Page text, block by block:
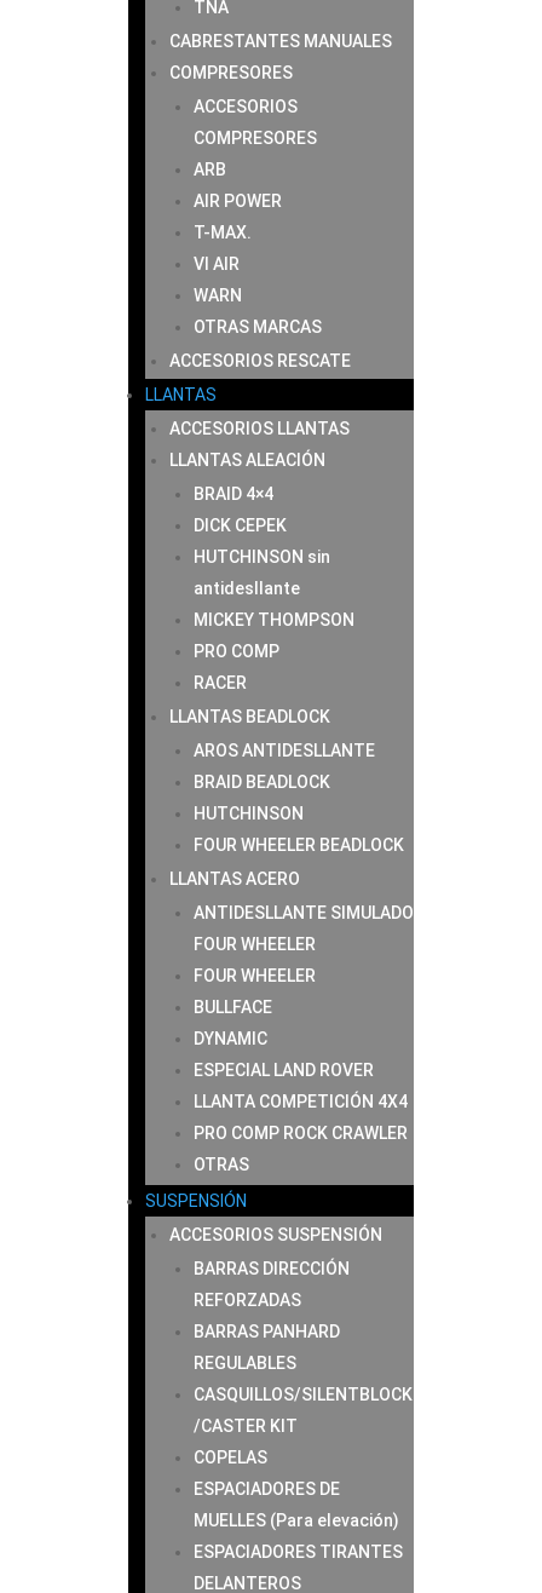
TNA
CABRESTANTES MANUALES
COMPRESORES
ACCESORIOS
COMPRESORES
ARB
AIR POWER
T-MAX.
VI AIR
WARN
OTRAS MARCAS
ACCESORIOS RESCATE
LLANTAS
ACCESORIOS LLANTAS
LLANTAS ALEACIÓN
BRAID 4×4
DICK CEPEK
HUTCHINSON sin
antidesllante
MICKEY THOMPSON
PRO COMP
RACER
LLANTAS BEADLOCK
AROS ANTIDESLLANTE
BRAID BEADLOCK
HUTCHINSON
FOUR WHEELER BEADLOCK
LLANTAS ACERO
ANTIDESLLANTE SIMULADO
FOUR WHEELER
FOUR WHEELER
BULLFACE
DYNAMIC
ESPECIAL LAND ROVER
LLANTA COMPETICIÓN 4X4
PRO COMP ROCK CRAWLER
OTRAS
SUSPENSIÓN
ACCESORIOS SUSPENSIÓN
BARRAS DIRECCIÓN
REFORZADAS
BARRAS PANHARD
REGULABLES
CASQUILLOS/SILENTBLOCK
/CASTER KIT
COPELAS
ESPACIADORES DE
MUELLES (Para elevación)
ESPACIADORES TIRANTES
DELANTEROS